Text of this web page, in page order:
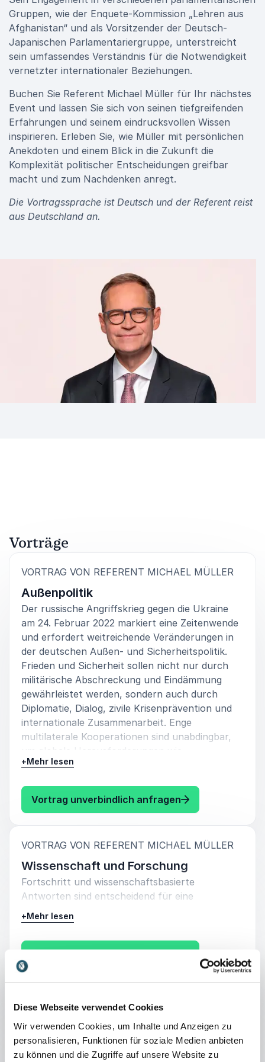
Diese Webseite verwendet Cookies
Wir verwenden Cookies, um Inhalte und Anzeigen zu
personalisieren, Funktionen für soziale Medien anbieten
zu können und die Zugriffe auf unsere Website zu
Gruppen, wie der Enquete-Kommission „Lehren aus
Afghanistan“ und als Vorsitzender der Deutsch-
Japanischen Parlamentariergruppe, unterstreicht
sein umfassendes Verständnis für die Notwendigkeit
vernetzter internationaler Beziehungen.
Buchen Sie Referent Michael Müller für Ihr nächstes
Event und lassen Sie sich von seinen tiefgreifenden
Erfahrungen und seinem eindrucksvollen Wissen
inspirieren. Erleben Sie, wie Müller mit persönlichen
Anekdoten und einem Blick in die Zukunft die
Komplexität politischer Entscheidungen greifbar
macht und zum Nachdenken anregt.
Die Vortragssprache ist Deutsch und der Referent reist
aus Deutschland an.
Vorträge
VORTRAG VON REFERENT MICHAEL MÜLLER
Außenpolitik
Der russische Angriffskrieg gegen die Ukraine
am 24. Februar 2022 markiert eine Zeitenwende
und erfordert weitreichende Veränderungen in
der deutschen Außen- und Sicherheitspolitik.
Frieden und Sicherheit sollen nicht nur durch
militärische Abschreckung und Eindämmung
gewährleistet werden, sondern auch durch
Diplomatie, Dialog, zivile Krisenprävention und
internationale Zusammenarbeit. Enge
multilaterale Kooperationen sind unabdingbar,
um globale Herausforderungen wie
Klimawandel, Pandemie und
schwierige Partner im Dialog einbezogen werden
sollten.
+Mehr lesen
Vortrag unverbindlich anfragen: Michael Müller
VORTRAG VON REFERENT MICHAEL MÜLLER
Wissenschaft und Forschung
Fortschritt und wissenschaftsbasierte
Antworten sind entscheidend für eine
nachhaltige Politik und erfordern enge
Zusammenarbeit zwischen Politik und
Forschung. Die globale Vernetzung des
Wissenschaftsstandorts Deutschland ist ein
großer Standortvorteil und sollte weiter
ausgebaut werden. Die Internationalisierung der
außenpolitischen Zeiten nicht vernachlässigt
werden und ist ein Kernanliegen von Michael
Müller.
+Mehr lesen
Vortrag unverbindlich anfragen: Michael Müller
Wohnen und Miete
Bezahlbares Wohnen ist eine wichtige
gesellschaftspolitische Frage unserer Zeit. Die